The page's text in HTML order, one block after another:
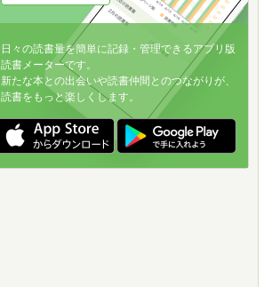
日々の読書量を簡単に記録・管理できるアプリ版
読書メーターです。
新たな本との出会いや読書仲間とのつながりが、
読書をもっと楽しくします。